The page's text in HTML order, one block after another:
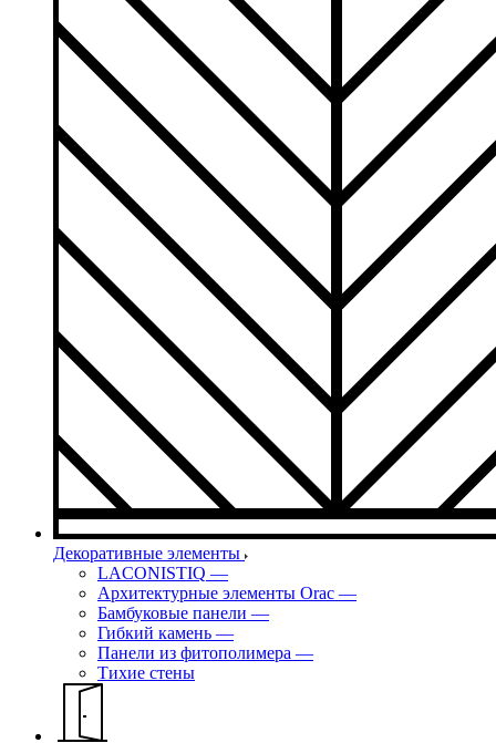
Декоративные элементы
LACONISTIQ —
Архитектурные элементы Orac —
Бамбуковые панели —
Гибкий камень —
Панели из фитополимера —
Тихие стены